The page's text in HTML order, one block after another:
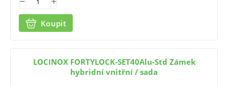
Koupit
LOCINOX FORTYLOCK-SET40Alu-Std Zámek
hybridní vnitřní / sada